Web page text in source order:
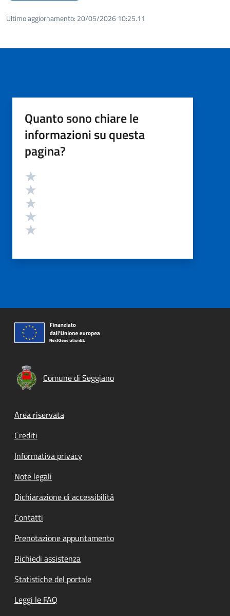
Ultimo aggiornamento: 20/05/2026 10:25.11
Quanto sono chiare le
informazioni su questa
pagina?
Valutazione
Comune di Seggiano
Footer menu
Area riservata
Crediti
Informativa privacy
Note legali
Dichiarazione di accessibilità
Contatti
Prenotazione appuntamento
Richiedi assistenza
Statistiche del portale
Leggi le FAQ